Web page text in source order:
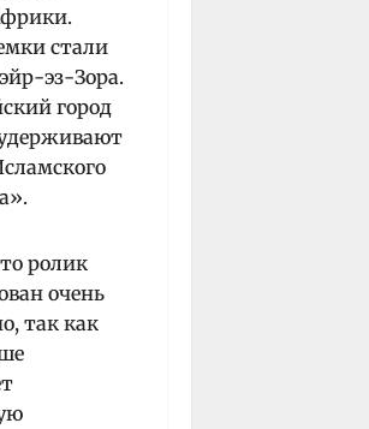
стали
эз-Зора.
город
ролик
очень
так как